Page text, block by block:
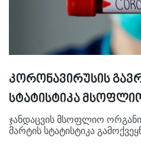
კორონავირუსის
სტატისტიკა
ჯანდაცვის მსოფლიო
მარტის სტატისტიკა